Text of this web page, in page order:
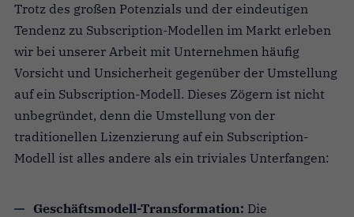
Trotz des großen Potenzials und der eindeutigen
Tendenz zu Subscription-Modellen im Markt erleben
wir bei unserer Arbeit mit Unternehmen häufig
Vorsicht und Unsicherheit gegenüber der Umstellung
auf ein Subscription-Modell. Dieses Zögern ist nicht
unbegründet, denn die Umstellung von der
traditionellen Lizenzierung auf ein Subscription-
Modell ist alles andere als ein triviales Unterfangen:
Geschäftsmodell-Transformation: Die